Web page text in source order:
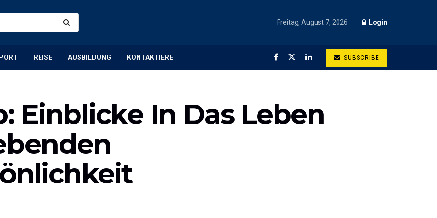
Freitag, August 7, 2026 Login
REISE AUSBILDUNG KONTAKTIERE SUBSCRIBE
Einblicke In Das Leben